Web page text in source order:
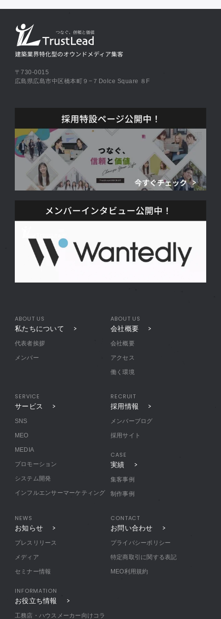
〒730-0015
広島県広島市中区橋本町９−７Dolce Square ８F
ABOUT US
私たちについて
代表者挨拶
メンバー
ABOUT US
会社概要
会社概要
アクセス
働く環境
SERVICE
サービス
SNS
MEO
MEDIA
プロモーション
システム開発
インフルエンサーマーケティング
RECRUIT
採用情報
メンバーブログ
採用サイト
CASE
実績
集客事例
制作事例
NEWS
お知らせ
プレスリリース
メディア
セミナー情報
INFORMATION
お役立ち情報
工務店・ハウスメーカー向けコラ
CONTACT
お問い合わせ
プライバシーポリシー
特定商取引に関する表記
MEO利用規約